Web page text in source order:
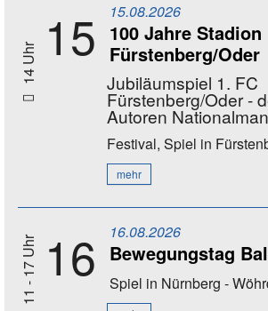
14 Uhr 15 15.08.2026
100 Jahre Stadion
Fürstenberg/Oder
Jubiläumspiel 1. FC
Fürstenberg/Oder -
Autoren
Festival, Spiel in
mehr
11 - 17 Uhr 16 16.08.2026
Bewegungstag
Spiel in Nürnberg -